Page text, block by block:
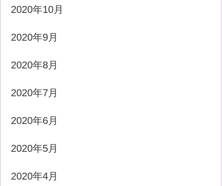
2020年10月
2020年9月
2020年8月
2020年7月
2020年6月
2020年5月
2020年4月